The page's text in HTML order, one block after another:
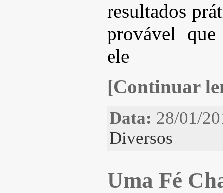
resultados
provável que
ele
[Continuar
Data: 28/01/
Diversos
Uma Fé